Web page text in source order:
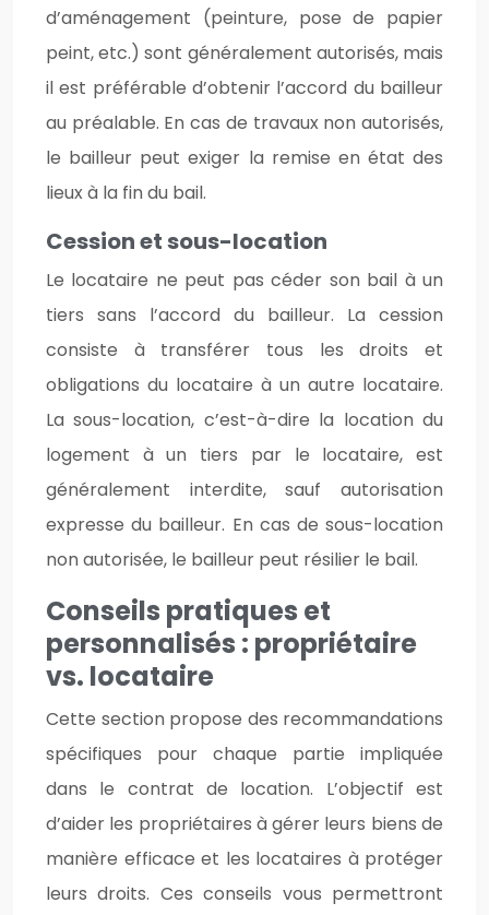
d’aménagement (peinture, pose de papier
peint, etc.) sont généralement autorisés, mais
il est préférable d’obtenir l’accord du bailleur
au préalable. En cas de travaux non autorisés,
le bailleur peut exiger la remise en état des
lieux à la fin du bail.
Cession et sous-location
Le locataire ne peut pas céder son bail à un
tiers sans l’accord du bailleur. La cession
consiste à transférer tous les droits et
obligations du locataire à un autre locataire.
La sous-location, c’est-à-dire la location du
logement à un tiers par le locataire, est
généralement interdite, sauf autorisation
expresse du bailleur. En cas de sous-location
non autorisée, le bailleur peut résilier le bail.
Conseils pratiques et
personnalisés : propriétaire
vs. locataire
Cette section propose des recommandations
spécifiques pour chaque partie impliquée
dans le contrat de location. L’objectif est
d’aider les propriétaires à gérer leurs biens de
manière efficace et les locataires à protéger
leurs droits. Ces conseils vous permettront